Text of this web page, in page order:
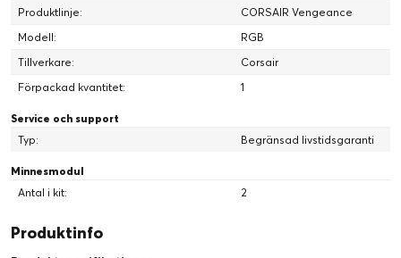
Produktlinje:
CORSAIR Vengeance
Modell:
RGB
Tillverkare:
Corsair
Förpackad kvantitet:
1
Service och support
Typ:
Begränsad livstidsgaranti
Minnesmodul
Antal i kit:
2
Produktinfo